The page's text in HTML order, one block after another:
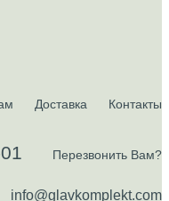
Доставка Контакты
Перезвонить Вам?
info@glavkomplekt.com